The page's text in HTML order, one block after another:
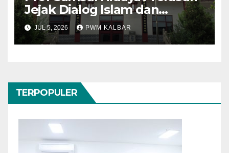
Jejak Dialog Islam dan
Konfusianisme di Kota
Konfusius
JUL 5, 2026 PWM KALBAR
TERPOPULER